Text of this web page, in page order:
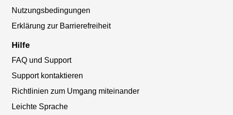
Nutzungsbedingungen
Erklärung zur Barrierefreiheit
Hilfe
FAQ und Support
Support kontaktieren
Richtlinien zum Umgang miteinander
Leichte Sprache